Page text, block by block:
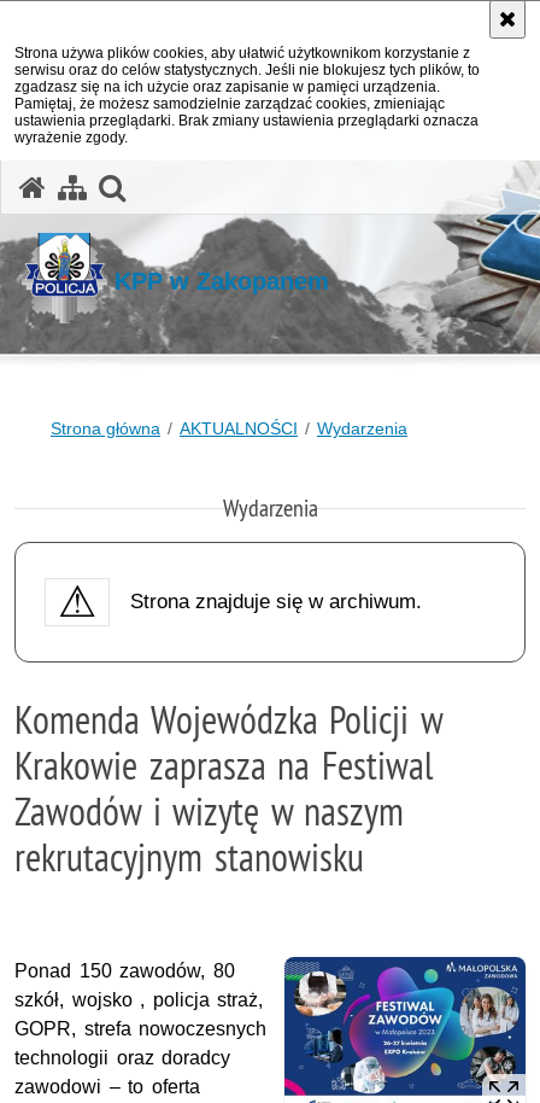
Strona używa plików cookies, aby ułatwić użytkownikom korzystanie z
serwisu oraz do celów statystycznych. Jeśli nie blokujesz tych plików, to
zgadzasz się na ich użycie oraz zapisanie w pamięci urządzenia.
Pamiętaj, że możesz samodzielnie zarządzać cookies, zmieniając
ustawienia przeglądarki. Brak zmiany ustawienia przeglądarki oznacza
wyrażenie zgody.
KPP w Zakopanem
Strona główna AKTUALNOŚCI Wydarzenia
Wydarzenia
Strona znajduje się w archiwum.
Komenda Wojewódzka Policji w
Krakowie zaprasza na Festiwal
Zawodów i wizytę w naszym
rekrutacyjnym stanowisku
Ponad 150 zawodów, 80
szkół, wojsko , policja straż,
GOPR, strefa nowoczesnych
technologii oraz doradcy
zawodowi – to oferta